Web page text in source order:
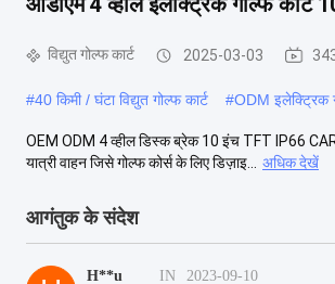
विद्युत गोल्फ कार्ट 2025-03-03
#40 किमी / घंटा विद्युत गोल्फ कार्ट #ODM इलेक्ट्रिक
OEM ODM 4 व्हील डिस्क ब्रेक 10 इंच TFT IP66
यात्री वाहन जिसे गोल्फ कोर्स के लिए डिज़ाइ...
अधिक देखें
आगंतुक के संदेश
H**u IN 2023-09-10